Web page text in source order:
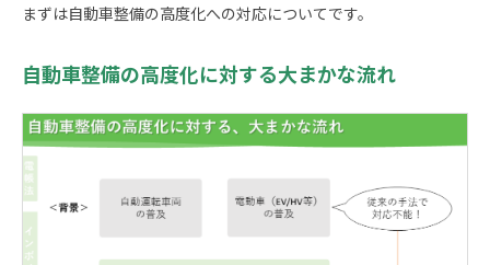
まずは自動車整備の高度化への対応についてです。
自動車整備の高度化に対する大まかな流れ